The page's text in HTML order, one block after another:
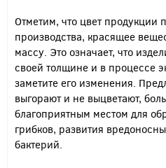
Отметим, что цвет продукции
производства, красящее
массу. Это означает, что
своей толщине и в процессе
заметите его изменения.
выгорают и не выцветают,
благоприятным местом для
грибков, развития
бактерий.